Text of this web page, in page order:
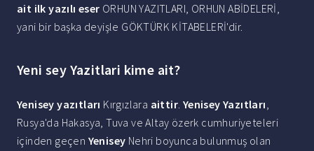
ait ilk yazılı eser ORHUN YAZITLARI, ORHUN ABİDELERİ,
yani bir başka deyişle GÖKTÜRK KİTABELERİ'dir.
Yeni sey Yazitlari kime ait?
Yenisey yazıtları Kırgızlara aittir. Yenisey Yazıtları,
Rusya'da Hakasya, Tuva ve Altay özerk cumhuriyeteleri
içinden geçen Yenisey Nehri boyunca bulunmuş olan